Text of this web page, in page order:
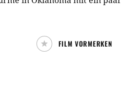
FILM VORMERKEN